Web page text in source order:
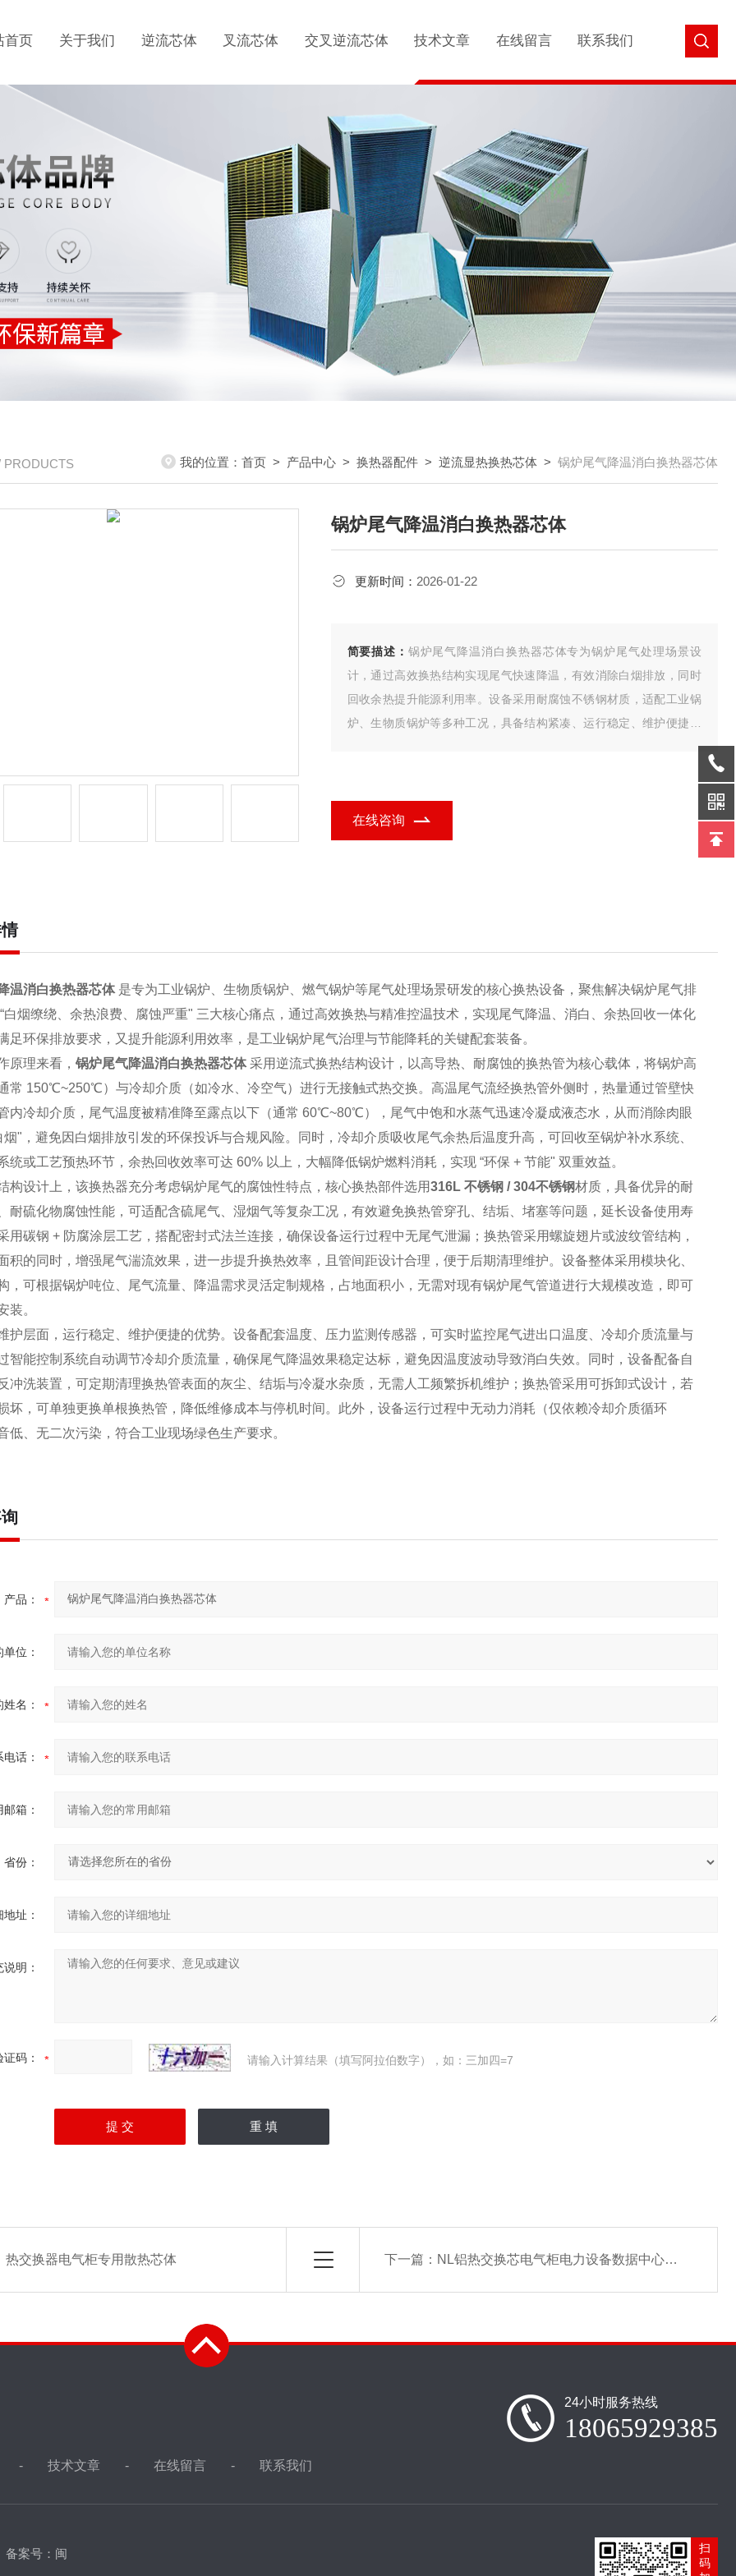
首页 关于我们 逆流芯体 叉流芯体 交叉逆流芯体 技术文章 在线留言 联系我们
PRODUCTS 我的位置： 首页 > 产品中心 > 换热器配件 > 逆流显热换热芯体 > 锅炉尾气降温消白换热器芯体
锅炉尾气降温消白换热器芯体
更新时间： 2026-01-22
简要描述： 锅炉尾气降温消白换热器芯体专为锅炉尾气处理场景设
计，通过高效换热结构实现尾气快速降温，有效消除白烟排放，同时
回收余热提升能源利用率。设备采用耐腐蚀不锈钢材质，适配工业锅
炉、生物质锅炉等多种工况，具备结构紧凑、运行稳定、维护便捷等
特点，可满足环保排放与节能降耗双重需求，是锅炉尾气治理的理想
在线咨询
温消白换热器芯体是专为工业锅炉、生物质锅炉、燃气锅炉等尾气处理场景研发的核心换热设备，聚焦解决锅炉尾气排
白烟缭绕、余热浪费、腐蚀严重" 三大核心痛点，通过高效换热与精准控温技术，实现尾气降温、消白、余热回收一体化
足环保排放要求，又提升能源利用效率，是工业锅炉尾气治理与节能降耗的关键配套装备。
原理来看， 锅炉尾气降温消白换热器芯体采用逆流式换热结构设计，以高导热、耐腐蚀的换热管为核心载体，将锅炉高
常 150℃~250℃）与冷却介质（如冷水、冷空气）进行无接触式热交换。高温尾气流经换热管外侧时，热量通过管壁快
内冷却介质，尾气温度被精准降至露点以下（通常 60℃~80℃），尾气中饱和水蒸气迅速冷凝成液态水，从而消除肉眼
烟"，避免因白烟排放引发的环保投诉与合规风险。同时，冷却介质吸收尾气余热后温度升高，可回收至锅炉补水系统、
统或工艺预热环节，余热回收效率可达 60% 以上，大幅降低锅炉燃料消耗，实现 “环保 + 节能" 双重效益。
构设计上，该换热器充分考虑锅炉尾气的腐蚀性特点，核心换热部件选用316L 不锈钢 / 304不锈钢材质，具备优异的耐
耐硫化物腐蚀性能，可适配含硫尾气、湿烟气等复杂工况，有效避免换热管穿孔、结垢、堵塞等问题，延长设备使用寿
用碳钢 + 防腐涂层工艺，搭配密封式法兰连接，确保设备运行过程中无尾气泄漏；换热管采用螺旋翅片或波纹管结构，
积的同时，增强尾气湍流效果，进一步提升换热效率，且管间距设计合理，便于后期清理维护。设备整体采用模块化、
，可根据锅炉吨位、尾气流量、降温需求灵活定制规格，占地面积小，无需对现有锅炉尾气管道进行大规模改造，即可
装。
护层面，运行稳定、维护便捷的优势。设备配套温度、压力监测传感器，可实时监控尾气进出口温度、冷却介质流量与
智能控制系统自动调节冷却介质流量，确保尾气降温效果稳定达标，避免因温度波动导致消白失效。同时，设备配备自
冲洗装置，可定期清理换热管表面的灰尘、结垢与冷凝水杂质，无需人工频繁拆机维护；换热管采用可拆卸式设计，若
坏，可单独更换单根换热管，降低维修成本与停机时间。此外，设备运行过程中无动力消耗（仅依赖冷却介质循环
低、无二次污染，符合工业现场绿色生产要求。
产品：
位：
名：
话：
箱：
省份：
址：
明：
证码： 请输入计算结果（填写阿拉伯数字），如：三加四=7
热交换器电气柜专用散热芯体 下一篇： NL铝热交换芯电气柜电力设备数据中心空空散热
技术文章 在线留言 联系我们
24小时服务热线
18065929385
备案号：闽
扫
码